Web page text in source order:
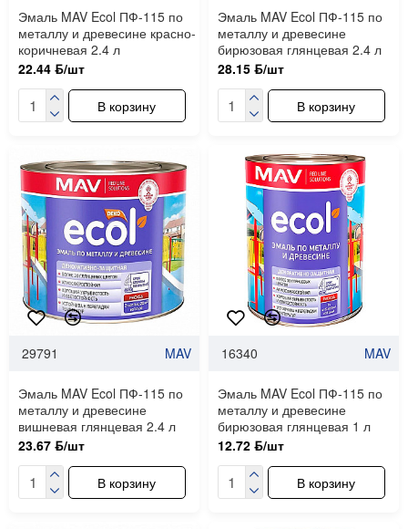
Эмаль MAV Ecol ПФ-115 по
металлу и древесине красно-
коричневая 2.4 л
22.44 ƃ/шт
В корзину
Эмаль MAV Ecol ПФ-115 по
металлу и древесине
бирюзовая глянцевая 2.4 л
28.15 ƃ/шт
В корзину
29791 MAV
Эмаль MAV Ecol ПФ-115 по
металлу и древесине
вишневая глянцевая 2.4 л
23.67 ƃ/шт
В корзину
16340 MAV
Эмаль MAV Ecol ПФ-115 по
металлу и древесине
бирюзовая глянцевая 1 л
12.72 ƃ/шт
В корзину